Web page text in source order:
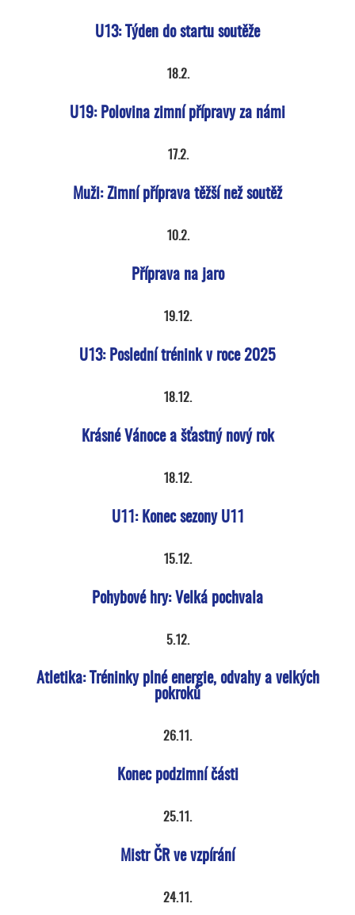
U13: Týden do startu soutěže
18.2.
U19: Polovina zimní přípravy za námi
17.2.
Muži: Zimní příprava těžší než soutěž
10.2.
Příprava na jaro
19.12.
U13: Poslední trénink v roce 2025
18.12.
Krásné Vánoce a šťastný nový rok
18.12.
U11: Konec sezony U11
15.12.
Pohybové hry: Velká pochvala
5.12.
Atletika: Tréninky plné energie, odvahy a velkých
pokroků
26.11.
Konec podzimní části
25.11.
Mistr ČR ve vzpírání
24.11.